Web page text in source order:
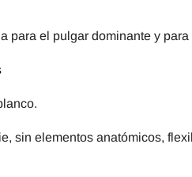
para el pulgar dominante y
sin elementos anatómicos,